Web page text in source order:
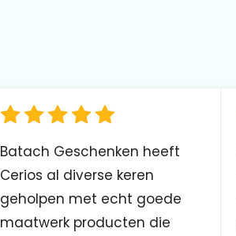
Batach Geschenken heeft
Cerios al diverse keren
geholpen met echt goede
maatwerk producten die